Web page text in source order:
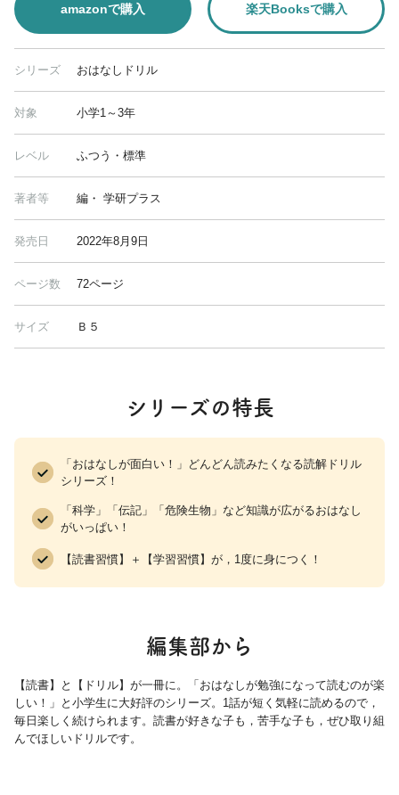
amazonで購入 楽天Booksで購入
シリーズ おはなしドリル
対象 小学1～3年
レベル ふつう・標準
著者等 編・ 学研プラス
発売日 2022年8月9日
ページ数 72ページ
サイズ Ｂ５
シリーズの特長
「おはなしが面白い！」どんどん読みたくなる読解ドリル
シリーズ！
「科学」「伝記」「危険生物」など知識が広がるおはなし
がいっぱい！
【読書習慣】＋【学習習慣】が，1度に身につく！
編集部から
【読書】と【ドリル】が一冊に。「おはなしが勉強になって読むのが楽
しい！」と小学生に大好評のシリーズ。1話が短く気軽に読めるので，
毎日楽しく続けられます。読書が好きな子も，苦手な子も，ぜひ取り組
んでほしいドリルです。